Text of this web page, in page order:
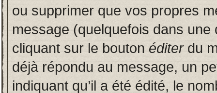
ou supprimer que vos propres
message (quelquefois dans
cliquant sur le bouton éditerdu
déjà répondu au message, un
indiquant qu’il a été édité, le